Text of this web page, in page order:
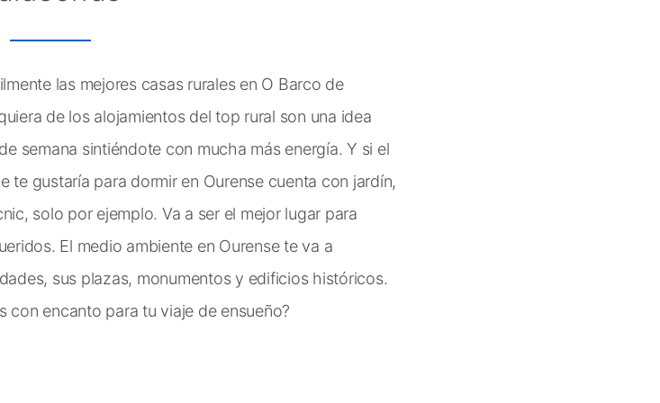
las mejores casas rurales en O Barco de
de los alojamientos del top rural son una idea
semana sintiéndote con mucha más energía. Y si el
te gustaría para dormir en Ourense cuenta con jardín,
solo por ejemplo. Va a ser el mejor lugar para
El medio ambiente en Ourense te va a
sus plazas, monumentos y edificios históricos.
con encanto para tu viaje de ensueño?